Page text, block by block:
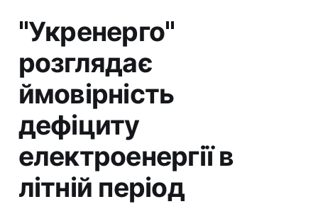
"Укренерго"
розглядає
ймовірність
дефіциту
електроенергії в
літній період